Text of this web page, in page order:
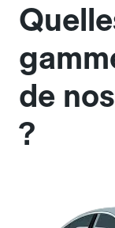
de
?